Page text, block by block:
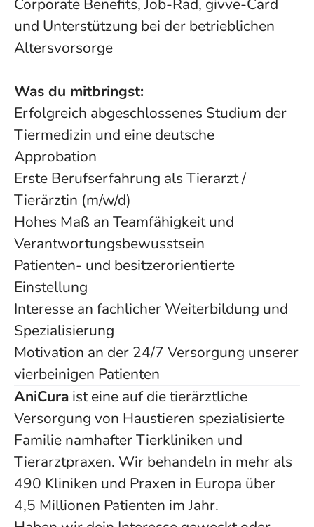
Corporate Benefits, Job-Rad, givve-Card
und Unterstützung bei der betrieblichen
Altersvorsorge
Was du mitbringst:
Erfolgreich abgeschlossenes Studium der
Tiermedizin und eine deutsche
Approbation
Erste Berufserfahrung als Tierarzt /
Tierärztin (m/w/d)
Hohes Maß an Teamfähigkeit und
Verantwortungsbewusstsein
Patienten- und besitzerorientierte
Einstellung
Interesse an fachlicher Weiterbildung und
Spezialisierung
Motivation an der 24/7 Versorgung unserer
vierbeinigen Patienten
AniCura ist eine auf die tierärztliche
Versorgung von Haustieren spezialisierte
Familie namhafter Tierkliniken und
Tierarztpraxen. Wir behandeln in mehr als
490 Kliniken und Praxen in Europa über
4,5 Millionen Patienten im Jahr.